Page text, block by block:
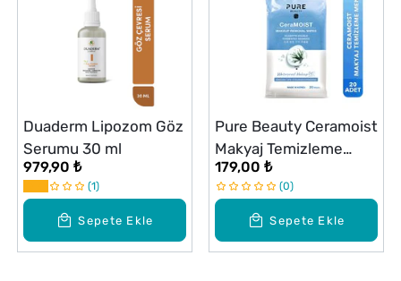
Sepete Ekle
Duaderm Lipozom Göz
Serumu 30 ml
979,90 ₺
1
Sepete Ekle
Pure Beauty Ceramoist
Makyaj Temizleme
Mendili 20 Adet
179,00 ₺
0